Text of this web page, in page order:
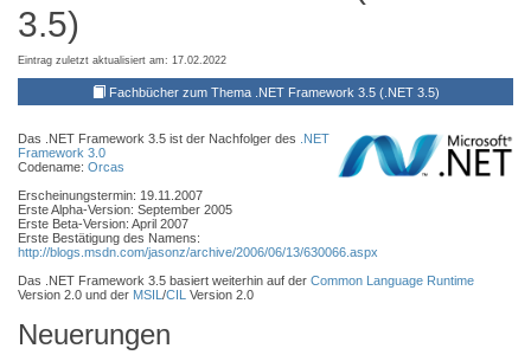
3.5)
Eintrag zuletzt aktualisiert am: 17.02.2022
Fachbücher zum Thema .NET Framework 3.5 (.NET 3.5)
Das .NET Framework 3.5 ist der Nachfolger des
.NET
Framework 3.0
Codename: Orcas
Erscheinungstermin: 19.11.2007
Erste Alpha-Version: September 2005
Erste Beta-Version: April 2007
Erste Bestätigung des Namens:
http://blogs.msdn.com/jasonz/archive/2006/06/13/630066.aspx
Das .NET Framework 3.5 basiert weiterhin auf der Common Language Runtime
Version 2.0 und der MSIL /CIL Version 2.0
Neuerungen